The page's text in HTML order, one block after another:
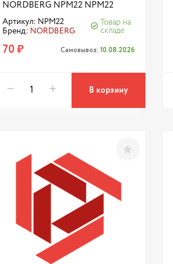
NORDBERG NPM22 NPM22
Артикул: NPM22
Бренд: NORDBERG
Товар на
складе
70 ₽ Самовывоз: 10.08.2026
В корзину